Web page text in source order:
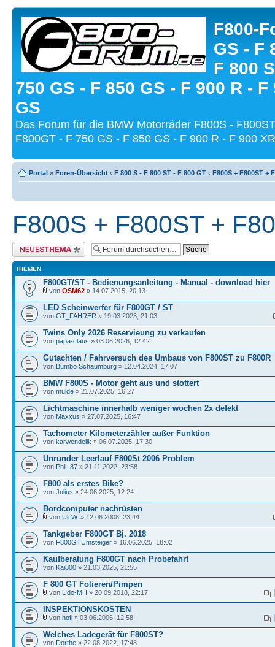
F800-
GS - F
F 800
750 GS - F 850 GS - F 900 R - F
GS
Das Forum für die BMW Motorräder F800S -
F800GT - F 750 GS - F 850 GS - F 900 R - F 900
Portal » Foren-Übersicht ‹ F 800 S - F 800 ST - F 800 GT ‹ F800S + F800ST +
F800S + F800ST +
Neues Thema erstellen
THEMEN
F800GT/ST - Bedienungsanleitung - Manual - download hier
von OSM62 » 14.07.2015, 20:13
LED Scheinwerfer für F800GT / ST
von GT_FAHRER » 19.03.2023, 21:03
Twins Only 2026 Reservieung zu verkaufen
von papa-claus » 03.06.2026, 12:42
Gutachten / Fahrversuch des Umbaus von F800ST zu F800R
von Bumbo Schaumburg » 12.04.2024, 17:07
BMW F800S - Motor geht aus und stottert
von mulde » 21.07.2025, 16:27
Lichtmaschine innerhalb weniger wochen 2x defekt
von Maxxus » 27.07.2025, 16:47
Tachometer Kilometerzähler außer Funktion
von karwendelik » 06.07.2025, 17:30
Unrunder Leerlauf F800St 2006 Problem
von Phil_87 » 21.11.2022, 23:58
F800 als erstes Bike?
von Julius » 24.06.2025, 12:24
Bordcomputer nachrüsten
von Uli W. » 12.06.2008, 23:44
Tankgeber F800GT Bj. 2018
von F800GTUmsteiger » 16.06.2025, 18:02
Kaufberatung F800GT nach Probefahrt
von Kai800 » 21.03.2025, 21:55
F 800 GT Folieren/Pimpen
von Udo-MH » 20.09.2018, 22:17
INSPEKTIONSKOSTEN
von hofi » 03.06.2006, 12:58
Welches Ladegerät für F800ST?
von Dorthe » 22.08.2022, 17:48